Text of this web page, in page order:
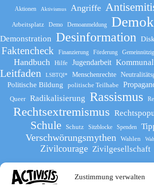
Zustimmung verwalten
Aktionen Aktivismus Angriffe
Arbeitsplatz Demo Demoanmeldung
Demonstration Desinformation
Faktencheck Finanzierung Förderung
Handbuch Hilfe Jugendarbeit
Leitfaden LSBTQI* Menschenrechte
Politische Bildung politische Teilhabe
Queer
Radikalisierung Rassismus
Rechtsextremismus
Schule Schutz Sitzblocke Spenden
Verschwörungsmythen Wahlen
Zivilcourage Zivilgesellschaft
Werde Teil des The Activists